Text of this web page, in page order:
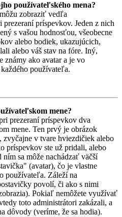
používateľského mena?
zobraziť vedľa
príspevkov. Jeden z nich
s vašou hodnosťou, všeobecne
alebo bodiek, ukazujúcich,
alebo váš stav na fóre. Iný,
známy ako avatar a je vo
používateľa.
mene?
prezeraní príspevkov dva
mene. Ten prvý je obrázok
zvyčajne v tvare hviezdičiek alebo
príspevkov ste už pridali, alebo
sa môže nachádzať väčší
(avatar), čo je vlastne
používateľa. Záleží na
povolí, či ako s nimi
Pokiaľ nemôžete využívať
toto administrátori zakázali, a
dôvody (veríme, že sa hodia).